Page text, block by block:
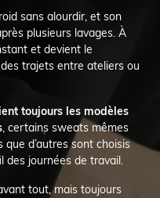
sans alourdir, et son
plusieurs lavages. À
et devient le
trajets entre ateliers ou
toujours les modèles
, certains sweats mêmes
que d’autres sont choisis
des journées de travail.
tout, mais toujours